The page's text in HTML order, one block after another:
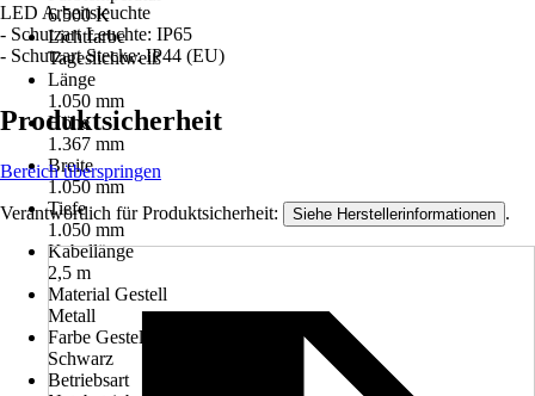
6.500 K
Lichtfarbe
Tageslichtweiß
Länge
1.050 mm
Höhe
1.367 mm
Breite
1.050 mm
Tiefe
1.050 mm
Kabellänge
2,5 m
Material Gestell
Metall
Farbe Gestell
Schwarz
Betriebsart
LED Arbeitsleuchte
- Schutzart Leuchte: IP65
- Schutzart Stecke: IP44 (EU)
Produktsicherheit
Bereich überspringen
Verantwortlich für Produktsicherheit: Siehe Herstellerinformationen .